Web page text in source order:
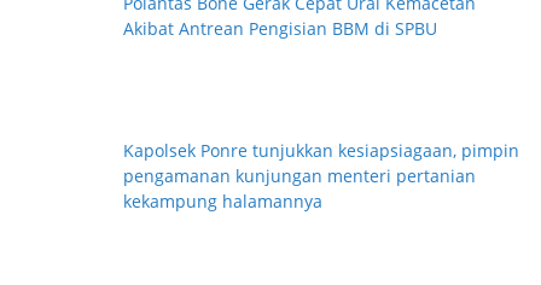
Akibat Antrean Pengisian BBM di SPBU
Kapolsek Ponre tunjukkan kesiapsiagaan, pimpin
pengamanan kunjungan menteri pertanian
kekampung halamannya